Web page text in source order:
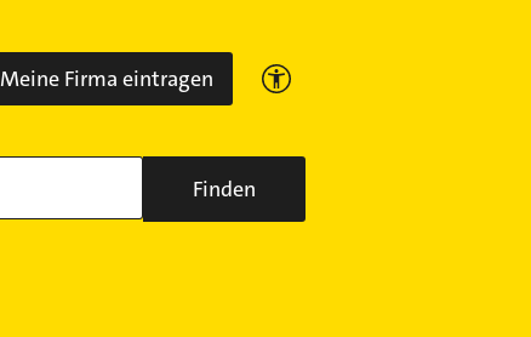
Meine Firma eintragen
Finden